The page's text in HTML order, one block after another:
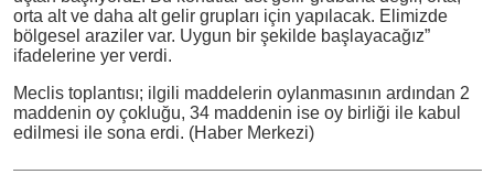
orta alt ve daha alt gelir grupları için yapılacak. Elimizde
bölgesel araziler var. Uygun bir şekilde başlayacağız”
ifadelerine yer verdi.
Meclis toplantısı; ilgili maddelerin oylanmasının ardından 2
maddenin oy çokluğu, 34 maddenin ise oy birliği ile kabul
edilmesi ile sona erdi. (Haber Merkezi)